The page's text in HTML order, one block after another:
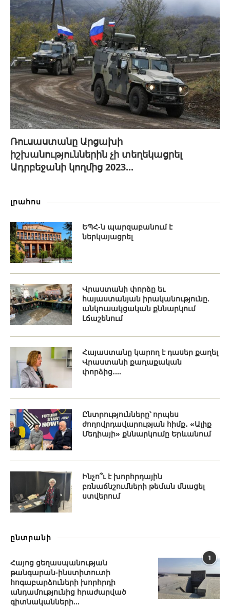
Ռուսաստանը Արցախի
իշխանություններին չի տեղեկացրել
Ադրբեջանի կողմից 2023...
լրահոս
ԵՊՀ-ն պարզաբանում է
ներկայացրել
Վրաստանի փորձը եւ
հայաստանյան իրականությունը.
անկուսակցական քննարկում
Լճաշենում
Հայաստանը կարող է դասեր քաղել
Վրաստանի քաղաքական
փորձից․...
Ընտրությունները՝ որպես
ժողովրդավարության հիմք․ «Ալիք
Մեդիայի» քննարկումը Երևանում
Ինչո՞ւ է խորհրդային
բռնաճնշումների թեման մնացել
ստվերում
ընտրանի
1
Հայոց ցեղասպանության
թանգարան-ինստիտուտի
հոգաբարձուների խորհրդի
անդամությունից հրաժարված
գիտնականների...